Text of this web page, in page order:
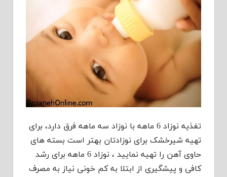
تغذیه نوزاد 6 ماهه با نوزاد سه ماهه فرق دارد، برای
تهیه شیرخشک برای نوزادتان بهتر است بسته های
حاوی آهن را تهیه نمایید ، نوزاد 6 ماهه برای رشد
کافی و پیشگیری از ابتلا به کم خونی نیاز به مصرف